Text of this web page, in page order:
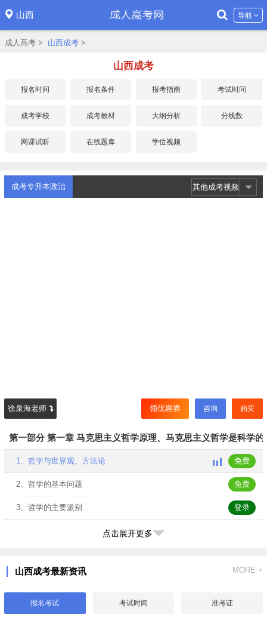
山西 导航
成人高考 > 山西成考 >
山西成考
报名时间 报名条件 报考指南 考试时间
成考学校 成考教材 大纲分析 分线数
网课试听 在线题库 学位视频
成考专升本政治 其他成考视频
徐泉海老师 领优惠券 咨询 购买
第一部分 第一章 马克思主义哲学原理、马克思主义哲学是科学
1、哲学与世界观、方法论 免费
2、哲学的基本问题 免费
3、哲学的主要派别 登录
4、马克思主义哲学的产生
6、马克思主义哲学是认识和改造世界的伟大工具
第二章 世界多样性与物质统一性
点击展开更多
山西成考最新资讯 MORE +
报名考试 考试时间 准考证